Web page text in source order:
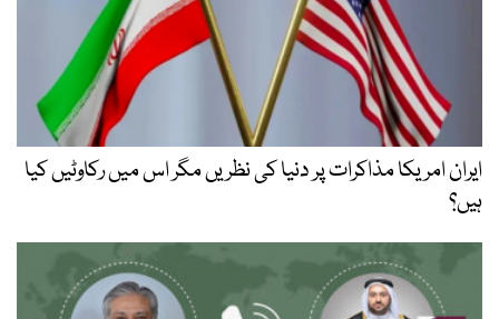
ایران امریکا مذاکرات پر دنیا کی نظریں مگر اس میں رکاوٹیں کیا
ہیں؟